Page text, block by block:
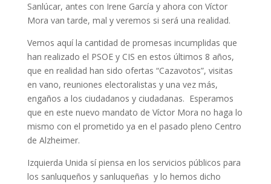
Sanlúcar, antes con Irene García y ahora con Víctor
Mora van tarde, mal y veremos si será una realidad.
Vemos aquí la cantidad de promesas incumplidas que
han realizado el PSOE y CIS en estos últimos 8 años,
que en realidad han sido ofertas “Cazavotos”, visitas
en vano, reuniones electoralistas y una vez más,
engaños a los ciudadanos y ciudadanas. Esperamos
que en este nuevo mandato de Víctor Mora no haga lo
mismo con el prometido ya en el pasado pleno Centro
de Alzheimer.
Izquierda Unida sí piensa en los servicios públicos para
los sanluqueños y sanluqueñas y lo hemos dicho